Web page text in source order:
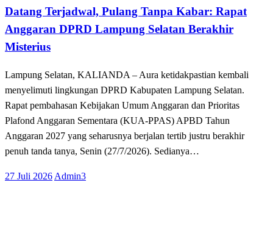
Datang Terjadwal, Pulang Tanpa Kabar: Rapat
Anggaran DPRD Lampung Selatan Berakhir
Misterius
Lampung Selatan, KALIANDA – Aura ketidakpastian kembali
menyelimuti lingkungan DPRD Kabupaten Lampung Selatan.
Rapat pembahasan Kebijakan Umum Anggaran dan Prioritas
Plafond Anggaran Sementara (KUA-PPAS) APBD Tahun
Anggaran 2027 yang seharusnya berjalan tertib justru berakhir
penuh tanda tanya, Senin (27/7/2026). Sedianya…
Posted
27 Juli 2026 Admin3